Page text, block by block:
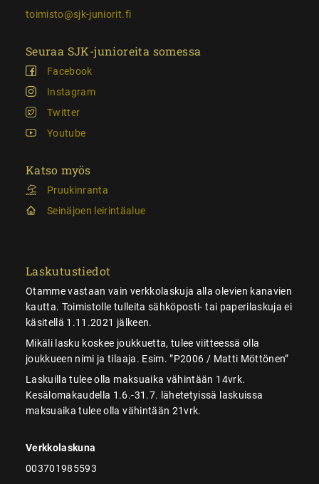
toimisto@sjk-juniorit.fi
Seuraa SJK-junioreita somessa
Facebook
Instagram
Twitter
Youtube
Katso myös
Pruukinranta
Seinäjoen leirintäalue
Laskutustiedot
Otamme vastaan vain verkkolaskuja alla olevien kanavien
kautta. Toimistolle tulleita sähköposti- tai paperilaskuja ei
käsitellä 1.11.2021 jälkeen.
Mikäli lasku koskee joukkuetta, tulee viitteessä olla
joukkueen nimi ja tilaaja. Esim. ”P2006 / Matti Möttönen”
Laskuilla tulee olla maksuaika vähintään 14vrk.
Kesälomakaudella 1.6.-31.7. lähetetyissä laskuissa
maksuaika tulee olla vähintään 21vrk.
Verkkolaskuna
003701985593